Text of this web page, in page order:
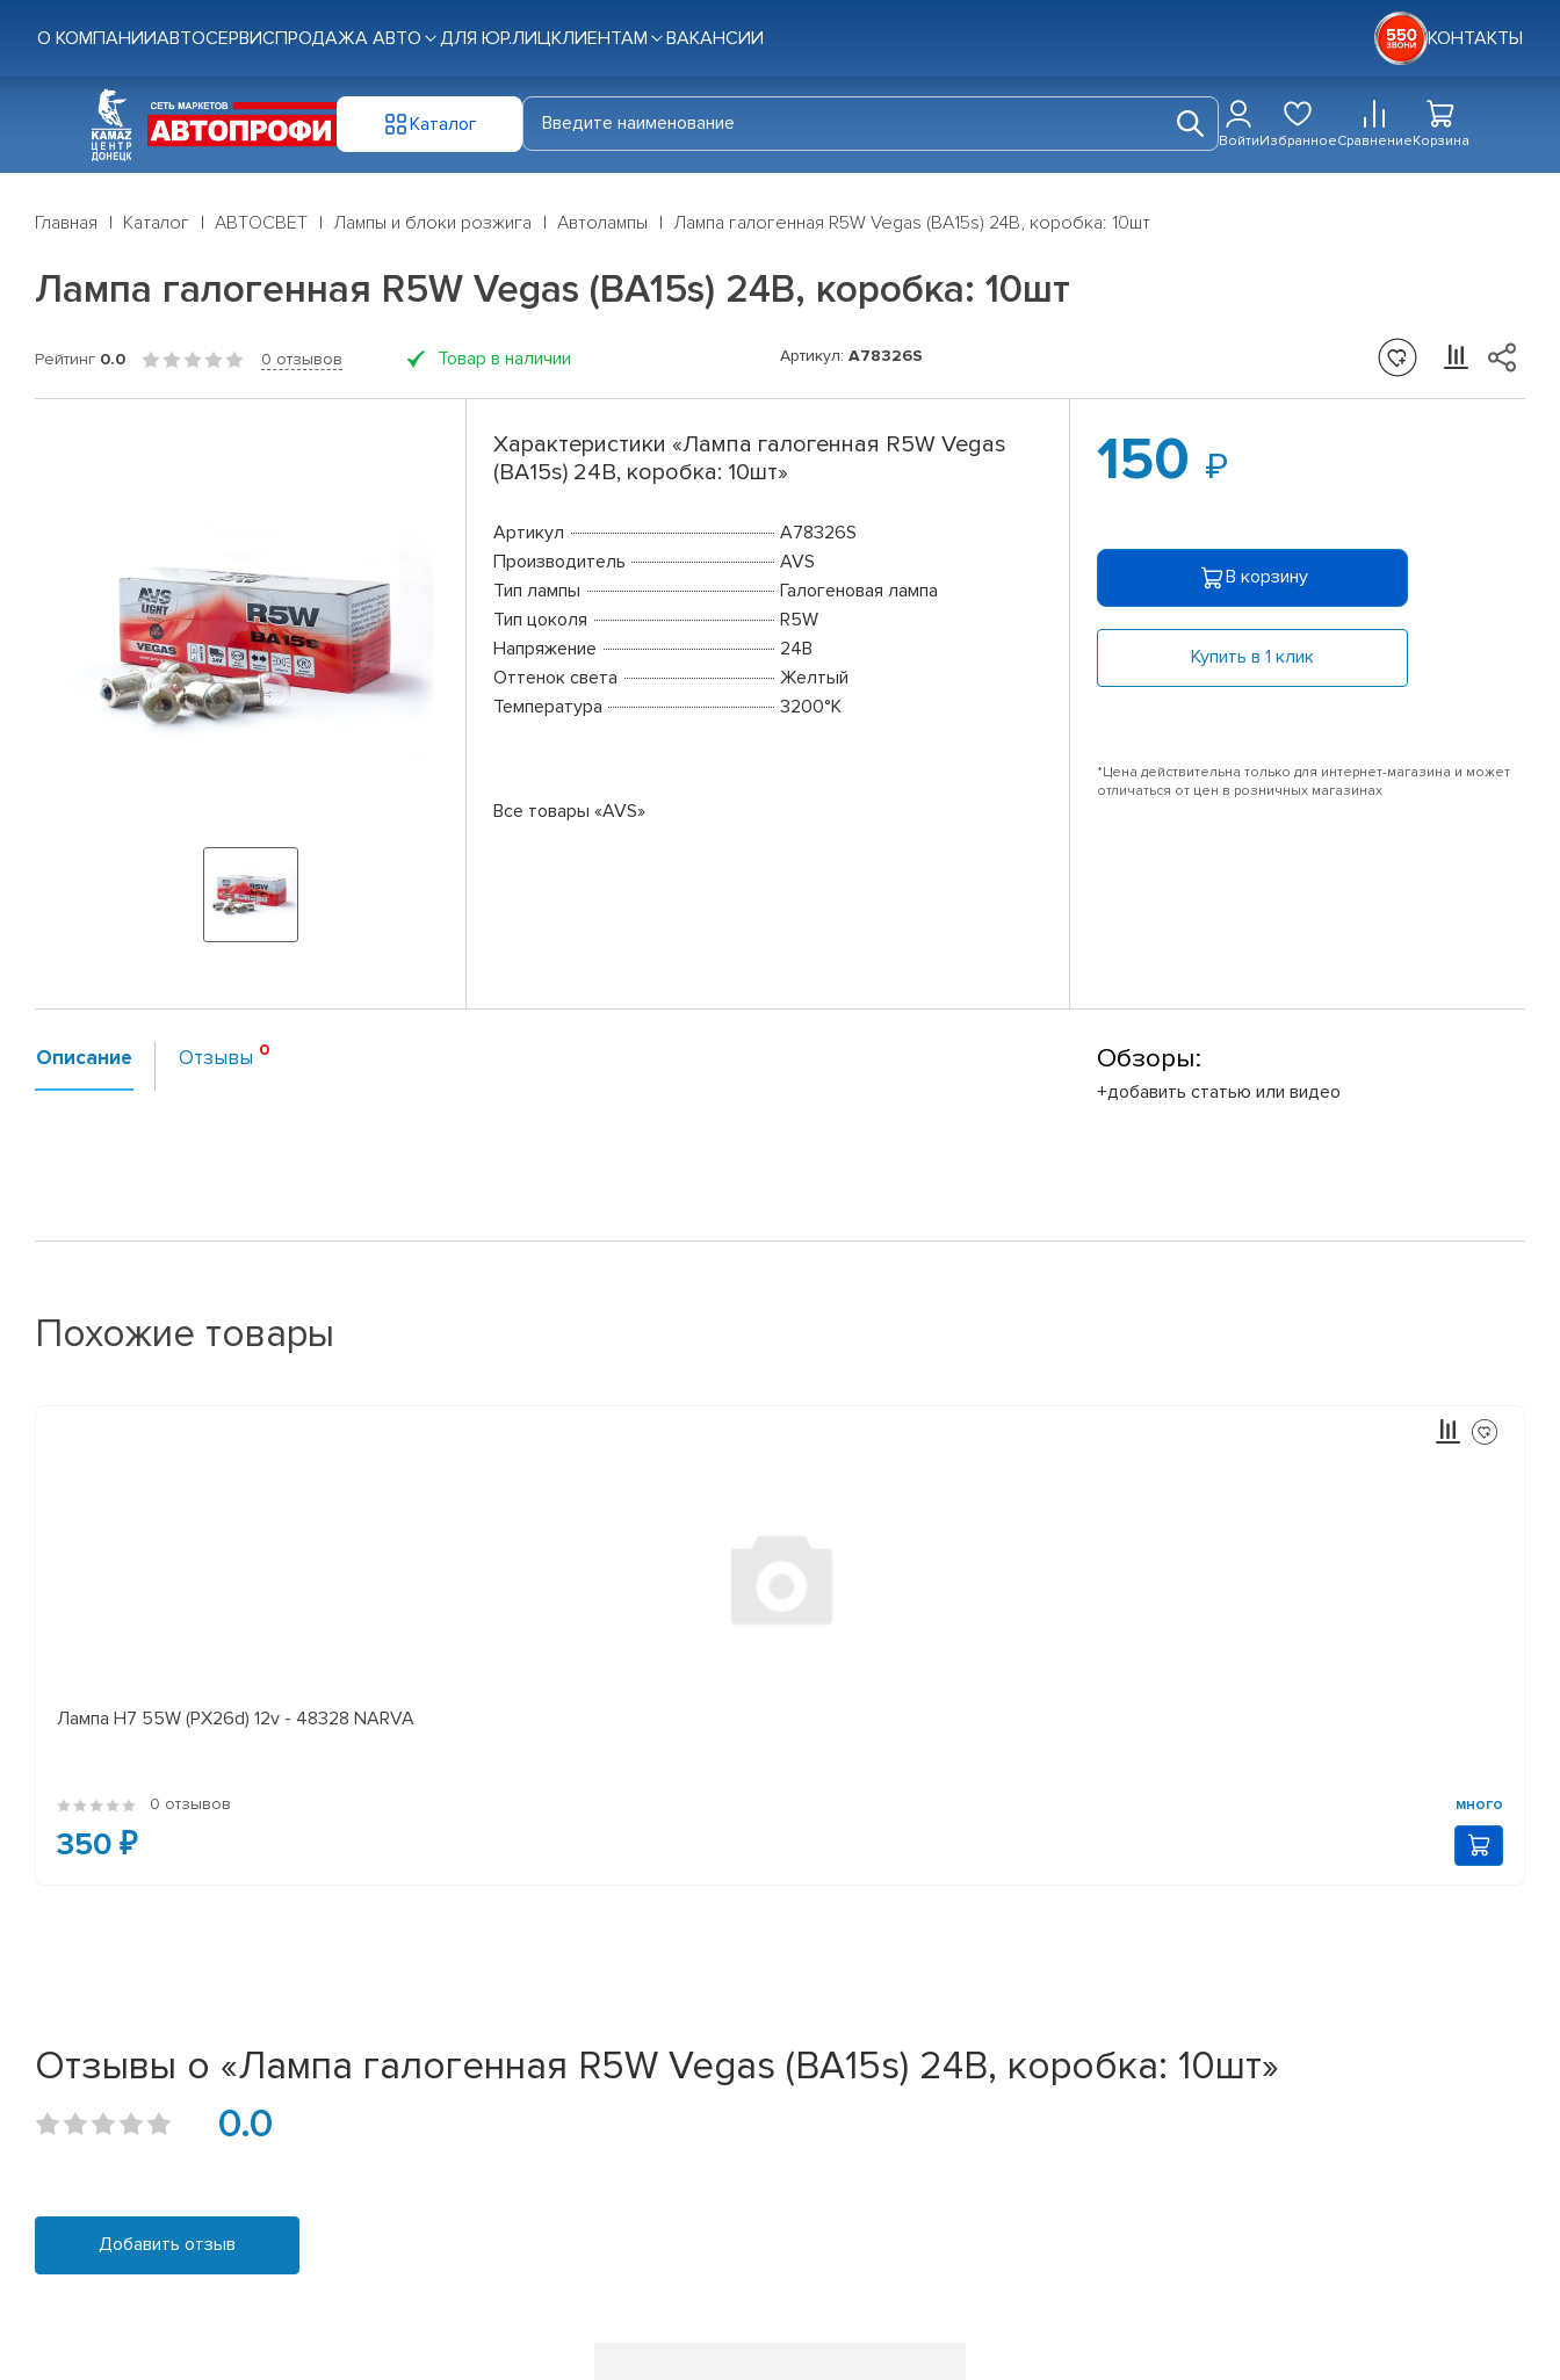
О КОМПАНИИАВТОСЕРВИСПРОДАЖА АВТО ДЛЯ ЮР.ЛИЦКЛИЕНТАМ ВАКАНСИИ КОНТАКТЫ
Каталог
ВойтиИзбранноеСравнениеКорзина
Главная Каталог АВТОСВЕТ Лампы и блоки розжига Автолампы Лампа галогенная R5W Vegas (BA15s) 24В, коробка: 10шт
Лампа галогенная R5W Vegas (BA15s) 24В, коробка: 10шт
Рейтинг 0.0 0 отзывов Товар в наличии Артикул: A78326S
Характеристики «Лампа галогенная R5W Vegas
(BA15s) 24В, коробка: 10шт»
Артикул
A78326S
Производитель
AVS
Тип лампы
Галогеновая лампа
Тип цоколя
R5W
Напряжение
24В
Оттенок света
Желтый
Температура
3200°K
Все товары «AVS»
150
В корзину
Купить в 1 клик
*Цена действительна только для интернет-магазина и может
отличаться от цен в розничных магазинах
Описание Отзывы Обзоры:
+добавить статью или видео
Похожие товары
Лампа H7 55W (PX26d) 12v - 48328 NARVA
0 отзывов много
350 ₽
Отзывы о «Лампа галогенная R5W Vegas (BA15s) 24В, коробка: 10шт»
0.0
Добавить отзыв